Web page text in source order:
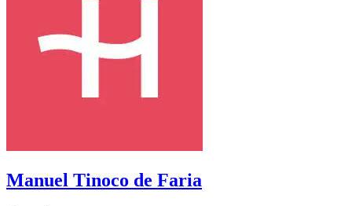
Manuel Tinoco de Faria